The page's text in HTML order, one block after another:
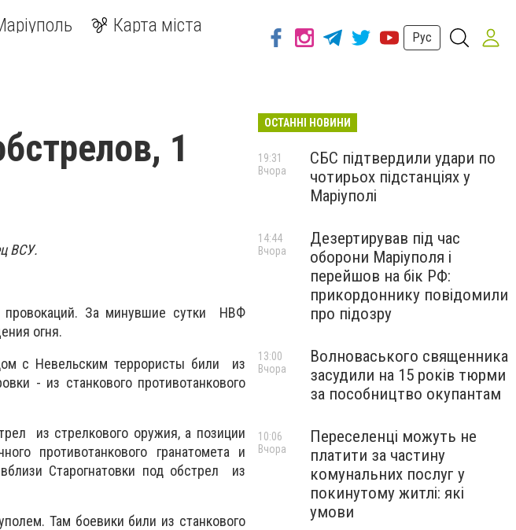
Карта міста
Рус
1
ВСУ.
провокаций. За минувшие сутки НВФ
огня.
с Невельским террористы били из
- из станкового противотанкового
из стрелкового оружия, а позиции
противотанкового гранатомета и
Старогнатовки под обстрел из
Там боевики били из станкового
ОСТАННІ НОВИНИ
СБС підтвердили удари по
чотирьох підстанціях у
Маріуполі
19:31
Вчора
Дезертирував під час
оборони Маріуполя і
перейшов на бік РФ:
прикордоннику повідомили
про підозру
14:44
Вчора
Волноваського священника
засудили на 15 років тюрми
за пособництво окупантам
13:00
Вчора
Переселенці можуть не
платити за частину
комунальних послуг у
покинутому житлі: які
умови
10:06
Вчора